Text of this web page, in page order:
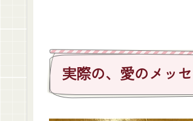
実際の、愛のメッ